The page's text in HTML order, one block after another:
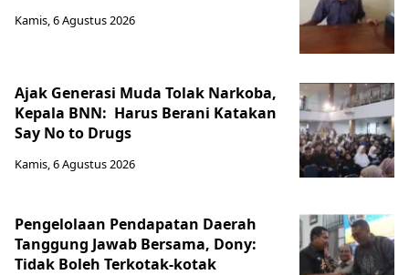
Kamis, 6 Agustus 2026
Ajak Generasi Muda Tolak Narkoba,
Kepala BNN: Harus Berani Katakan
Say No to Drugs
Kamis, 6 Agustus 2026
Pengelolaan Pendapatan Daerah
Tanggung Jawab Bersama, Dony:
Tidak Boleh Terkotak-kotak